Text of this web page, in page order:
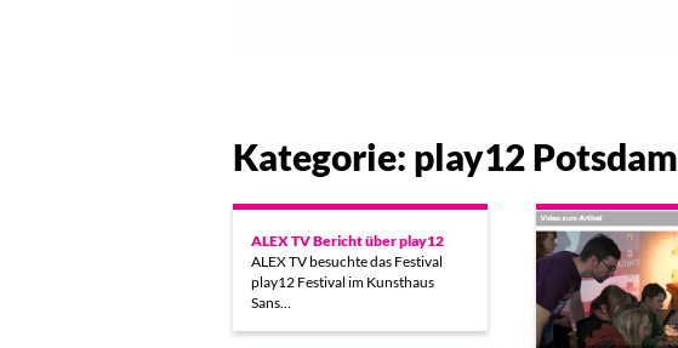
Kategorie: play12 Potsdam
ALEX TV Bericht über play12
ALEX TV besuchte das Festival
play12 Festival im Kunsthaus
Sans…